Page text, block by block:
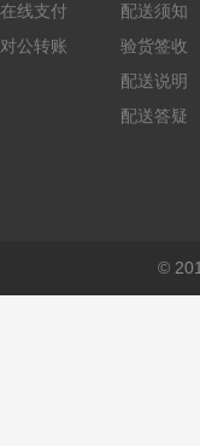
在线支付
对公转账
配送须知
验货签收
配送说明
配送答疑
©